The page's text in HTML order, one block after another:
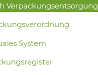
Verpackungsentsorgung
System